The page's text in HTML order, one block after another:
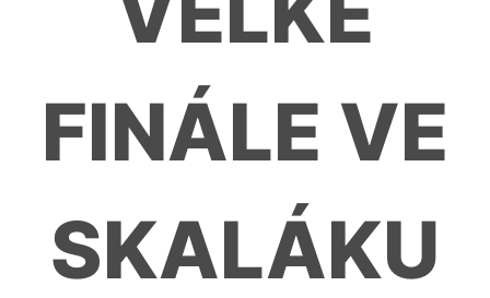
FINÁLE VE
SKALÁKU